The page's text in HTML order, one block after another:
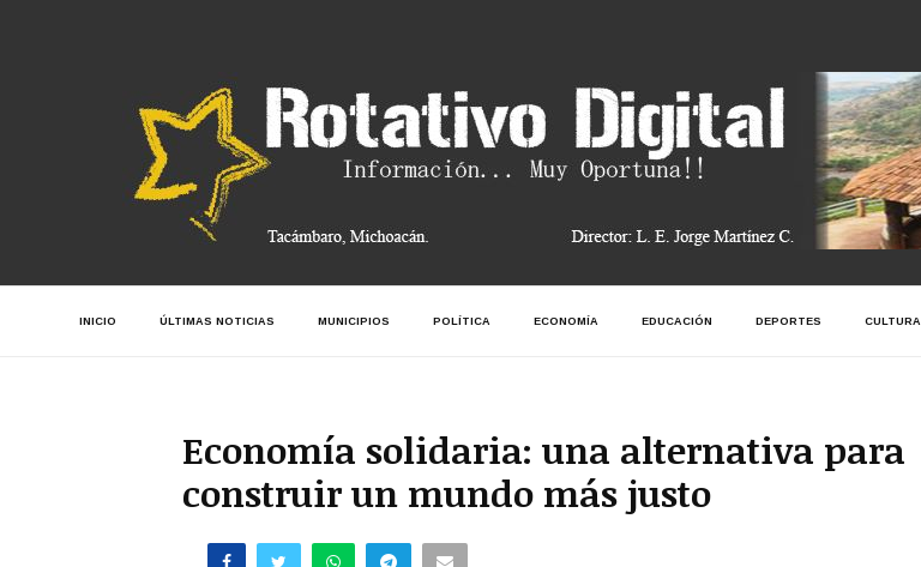
INICIO ÚLTIMAS NOTICIAS MUNICIPIOS POLÍTICA ECONOMÍA EDUCACIÓN DEPORTES CULTURA
Economía solidaria: una alternativa para
construir un mundo más justo